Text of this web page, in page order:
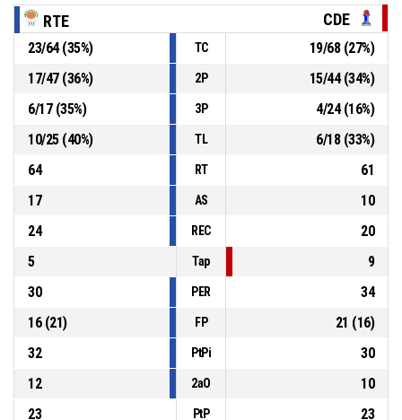
11, F. AVALOS P4 00:24
, Entra a pista 00:24
7, T. PRADO P4 00:24
RTE CDE
23/64(35%) TC 19/68(27%)
17/47(36%) 2P 15/44(34%)
6/17(35%) 3P 4/24(16%)
10/25(40%) TL 6/18(33%)
64
RT
61
17
AS
10
24
REC
20
5
Tap
9
30
PER
34
16(21) FP 21 (16)
32
PtPi
30
12
2aO
10
23
PtP
23